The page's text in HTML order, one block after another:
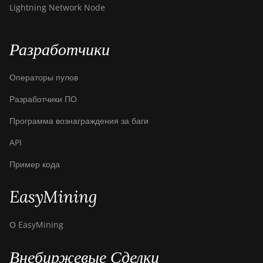
Canaan Avalon Q
Canaan AvalonMiner 1066
Pro
Canaan Creative Avalon 1246
Canaan Creative Avalon 7
Canaan Creative Avalon 921
Lightning Network Node
Разработчики
Операторы пулов
Разработчики ПО
Программа вознаграждения за баги
API
Пример кода
EasyMining
О EasyMining
Внебиржевые Сделки